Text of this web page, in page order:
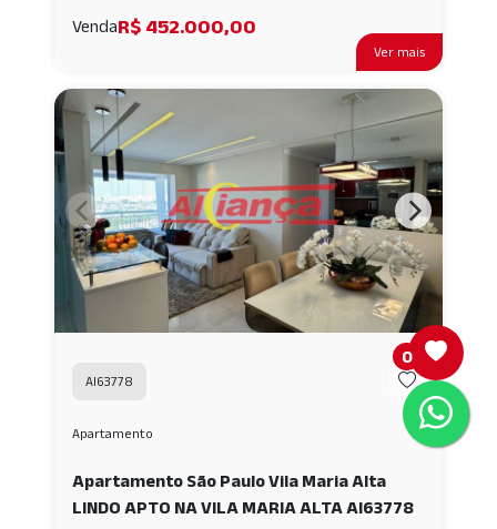
Ver mais
VendaR$ 452.000,00
AI63778
Apartamento
Apartamento São Paulo Vila Maria Alta
LINDO APTO NA VILA MARIA ALTA AI63778
0